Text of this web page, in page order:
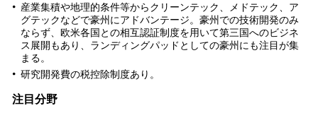
産業集積や地理的条件等からクリーンテック、メドテック、ア
グテックなどで豪州にアドバンテージ。豪州での技術開発のみ
ならず、欧米各国との相互認証制度を用いて第三国へのビジネ
ス展開もあり、ランディングパッドとしての豪州にも注目が集
まる。
研究開発費の税控除制度あり。
注目分野